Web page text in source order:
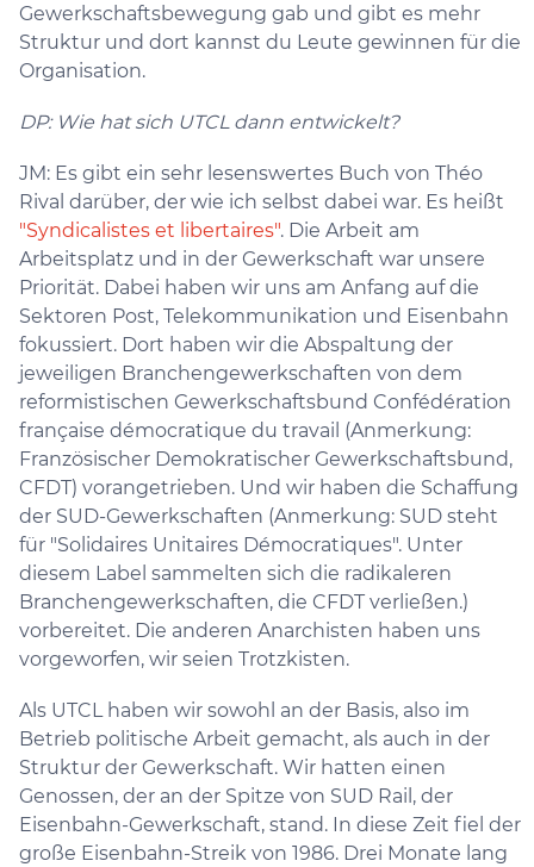
Gewerkschaftsbewegung gab und gibt es mehr
Struktur und dort kannst du Leute gewinnen für die
Organisation.
DP: Wie hat sich UTCL dann entwickelt?
JM: Es gibt ein sehr lesenswertes Buch von Théo
Rival darüber, der wie ich selbst dabei war. Es heißt
"Syndicalistes et libertaires". Die Arbeit am
Arbeitsplatz und in der Gewerkschaft war unsere
Priorität. Dabei haben wir uns am Anfang auf die
Sektoren Post, Telekommunikation und Eisenbahn
fokussiert. Dort haben wir die Abspaltung der
jeweiligen Branchengewerkschaften von dem
reformistischen Gewerkschaftsbund Confédération
française démocratique du travail (Anmerkung:
Französischer Demokratischer Gewerkschaftsbund,
CFDT) vorangetrieben. Und wir haben die Schaffung
der SUD-Gewerkschaften (Anmerkung: SUD steht
für "Solidaires Unitaires Démocratiques". Unter
diesem Label sammelten sich die radikaleren
Branchengewerkschaften, die CFDT verließen.)
vorbereitet. Die anderen Anarchisten haben uns
vorgeworfen, wir seien Trotzkisten.
Als UTCL haben wir sowohl an der Basis, also im
Betrieb politische Arbeit gemacht, als auch in der
Struktur der Gewerkschaft. Wir hatten einen
Genossen, der an der Spitze von SUD Rail, der
Eisenbahn-Gewerkschaft, stand. In diese Zeit fiel der
große Eisenbahn-Streik von 1986. Drei Monate lang